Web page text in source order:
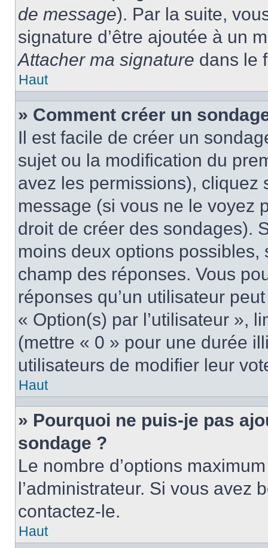
de message). Par la suite,
signature d’être ajoutée à un
Attacher ma signature dans le
Haut
» Comment créer un
Il est facile de créer un
sujet ou la modification du
avez les permissions), cliquez
message (si vous ne le voyez
droit de créer des sondages).
moins deux options
champ des réponses. Vous
réponses qu’un utilisateur
« Option(s) par l’utilisateur »,
(mettre « 0 » pour une durée
utilisateurs de modifier leur
Haut
» Pourquoi ne puis-je pas
sondage ?
Le nombre d’options
l’administrateur. Si vous avez
contactez-le.
Haut